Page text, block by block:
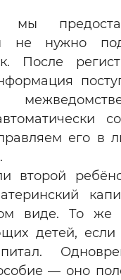
не нужно
После
его в
второй
виде. То же
детей, если
— оно